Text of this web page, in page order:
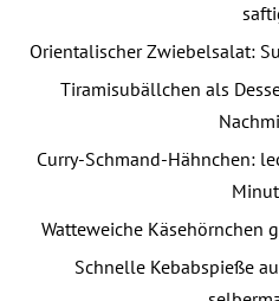
Orientalischer Zwiebelsalat:
Tiramisubällchen als
Curry-Schmand-Hähnchen:
Watteweiche Käsehörnchen
Schnelle Kebabspieße